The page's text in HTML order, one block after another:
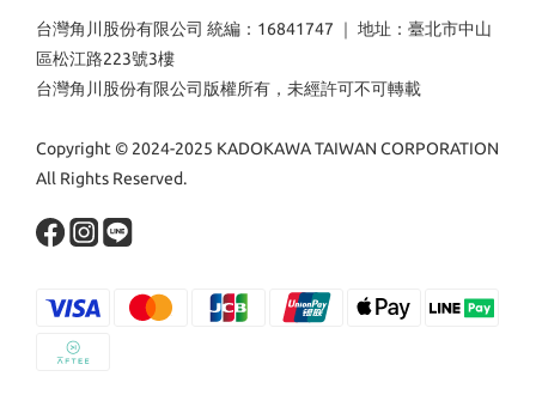
台灣角川股份有限公司 統編：16841747 ｜ 地址：臺北市中山
區松江路223號3樓
台灣角川股份有限公司版權所有，未經許可不可轉載
Copyright © 2024-2025 KADOKAWA TAIWAN CORPORATION
All Rights Reserved.